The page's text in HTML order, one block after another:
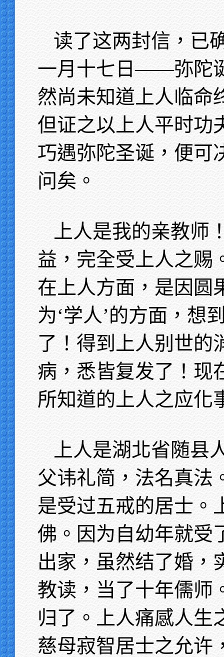
读了这两封信，已
一月十七日——弥陀
然尚未知道上人临命
但证之以上人平时功
巧遇弥陀圣诞，便可
问矣。
上人是我的亲教师
益，完全受上人之赐
在上人方面，是因圆
为‘学人’的方面，想
了！得到上人别世的
病，悉皆复发了！现
所知道的上人之应化
上人是湖北省随县
父讳礼简，法名真法
是受过五戒的居士。
佛。因为自幼年就受
出家，虽然结了婚，
教读，当了十年儒师
归了。上人痛感人生
慈母寂智居士之允许